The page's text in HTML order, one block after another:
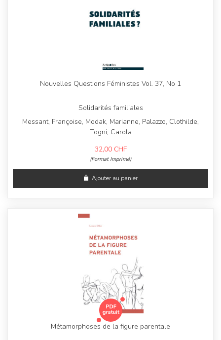
Nouvelles Questions Féministes Vol. 37, No 1
Solidarités familiales
Messant, Françoise, Modak, Marianne, Palazzo, Clothilde,
Togni, Carola
32,00 CHF
(Format Imprimé)
Ajouter au panier
Métamorphoses de la figure parentale